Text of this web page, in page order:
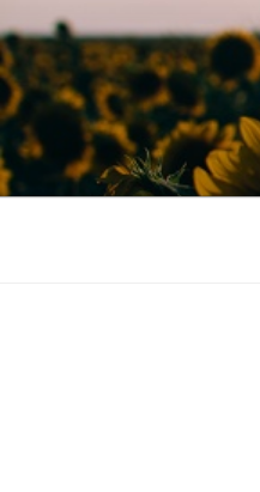
ン
テ
ン
ツ
へ
ス